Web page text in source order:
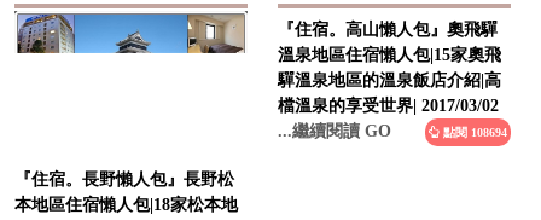
『住宿。長野懶人包』長野松
本地區住宿懶人包|18家松本地
『住宿。高山懶人包』奧飛驒
溫泉地區住宿懶人包|15家奧飛
驒溫泉地區的溫泉飯店介紹|高
檔溫泉的享受世界| 2017/03/02
...繼續閱讀 GO
點閱 108694